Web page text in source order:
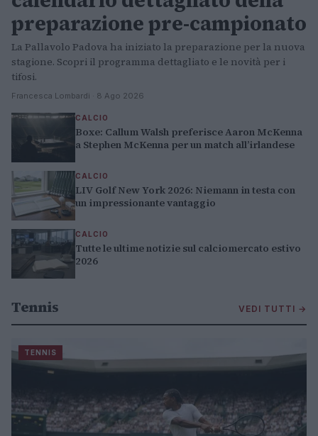
preparazione pre-campionato
La Pallavolo Padova ha iniziato la preparazione per la nuova
stagione. Scopri il programma dettagliato e le novità per i
tifosi.
Francesca Lombardi · 8 Ago 2026
CALCIO
Boxe: Callum Walsh preferisce Aaron McKenna
a Stephen McKenna per un match all’irlandese
CALCIO
LIV Golf New York 2026: Niemann in testa con
un impressionante vantaggio
CALCIO
Tutte le ultime notizie sul calciomercato estivo
2026
Tennis VEDI TUTTI →
TENNIS